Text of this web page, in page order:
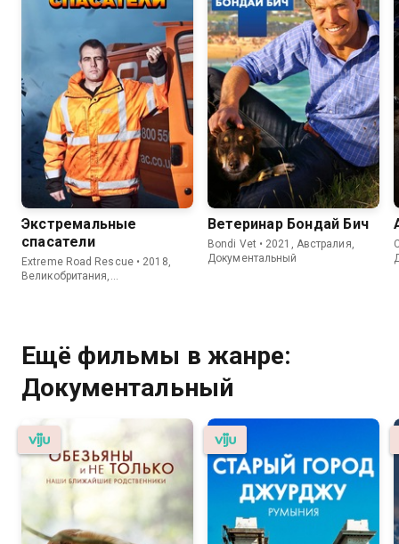
Экстремальные
спасатели
Extreme Road Rescue • 2018,
Великобритания,
Ветеринар Бондай Бич
Bondi Vet • 2021, Австралия,
Документальный
Ещё фильмы в жанре:
Документальный